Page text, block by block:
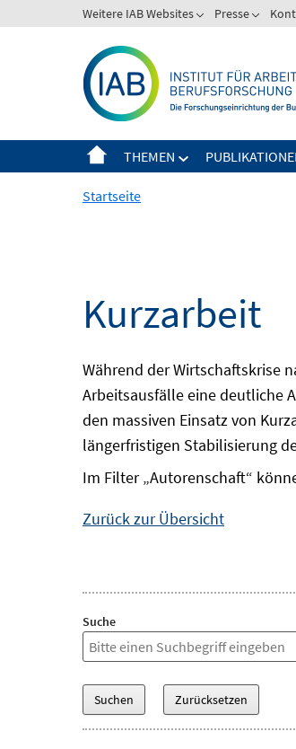
zum
Weitere IAB Websites Presse
THEMEN
Startseite
Kurzarbeit
Während der Wirtschaftskrise
Arbeitsausfälle eine deutliche
den massiven Einsatz von
längerfristigen Stabilisierung
Im Filter „Autorenschaft“
Zurück zur Übersicht
Suche